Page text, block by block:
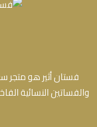
فستان أثير هو
والفساتين النسائية